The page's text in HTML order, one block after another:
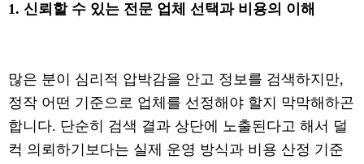
1. 신뢰할 수 있는 전문 업체 선택과 비용의 이해
많은 분이 심리적 압박감을 안고 정보를 검색하지만,
정작 어떤 기준으로 업체를 선정해야 할지 막막해하곤
합니다. 단순히 검색 결과 상단에 노출된다고 해서 덜
컥 의뢰하기보다는 실제 운영 방식과 비용 산정 기준